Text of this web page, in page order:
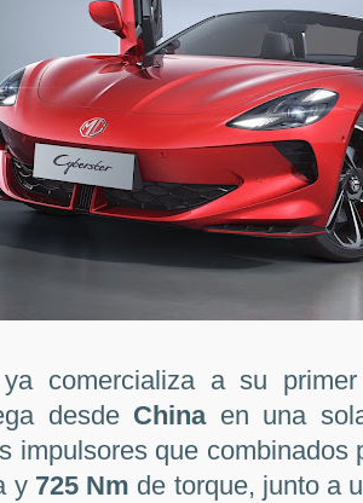
ya comercializa a su
desde Chinaen una
impulsores que combinados
y 725 Nm de torque, junto a